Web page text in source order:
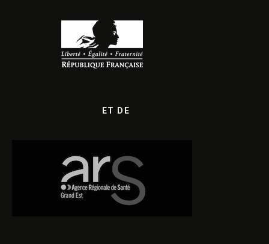
ET DE